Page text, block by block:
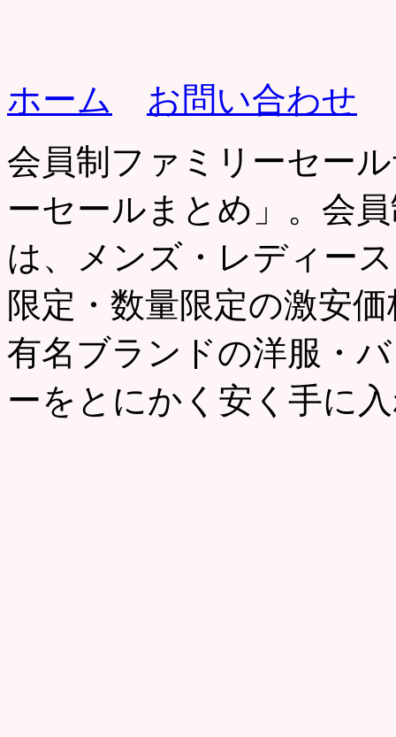
ホーム
お問い合わせ
会員制ファミリーセー
ーセールまとめ」。会
は、メンズ・レディー
限定・数量限定の激安
有名ブランドの洋服・
ーをとにかく安く手に